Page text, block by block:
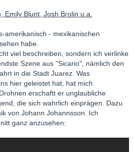
Emily Blunt, Josh Brolin u.a.
amerikanisch - mexikanischen
habe.
viel beschreiben, sondern ich verlinke
Szene aus "Sicario", nämlich den
in die Stadt Juarez. Was
hier geleistet hat, hat mich
erschaftt er unglaubliche
die sich wahrlich einprägen. Dazu
von Johann Johannsson. Ich
ganz anzusehen: